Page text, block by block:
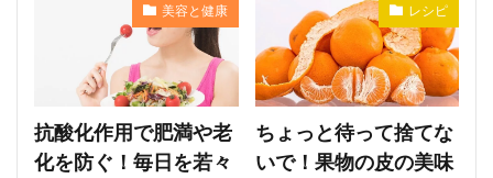
美容と健康
抗酸化作用で肥満や老
化を防ぐ！毎日を若々
レシピ
ちょっと待って捨てな
いで！果物の皮の美味